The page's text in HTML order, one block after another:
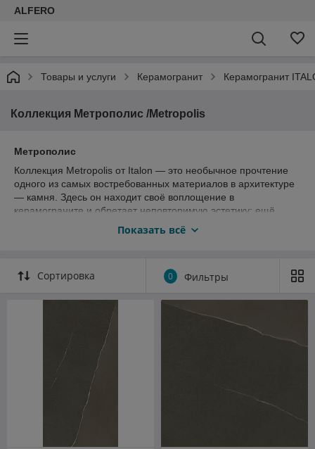
ALFERO
Товары и услуги Керамогранит Керамогранит
Коллекция Метрополис /Metropolis
Метрополис
Коллекция Metropolis от Italon — это необычное прочтение
одного из самых востребованных материалов в архитектуре
— камня. Здесь он находит своё воплощение в
керамограните и обретает неповторимую эстетику: ещё
более элегантную, изысканную и современную.
так и для современных коммерческих помещений. Широкую
гамму цветов, форматов и декоров дополняет уникальный
Коллекция Metropolis переосмысляет знаковые для
современного дизайна виды камней и передаёт
уникальность каждого из них с помощью неповторимой
графики и сложной цветовой палитры: Калакатта Голд, Роял
Айвори, Дезерт Беж, Абсолют Сильвер, Графит Дарк,
Аркадиа Браун, Империал Блэк.
Показать всё
Сортировка 0 Фильтры